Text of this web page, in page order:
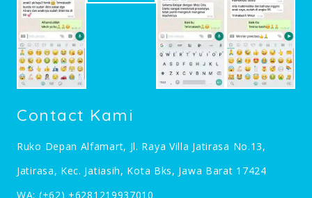
Contact Kami
Ruko Depan Alfamart, Jl. Raya Villa Jatirasa No.13,
Jatirasa, Kec. Jatiasih, Kota Bks, Jawa Barat 17424
WA: (+62) +6281219937010